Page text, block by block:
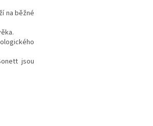
na běžné
jsou